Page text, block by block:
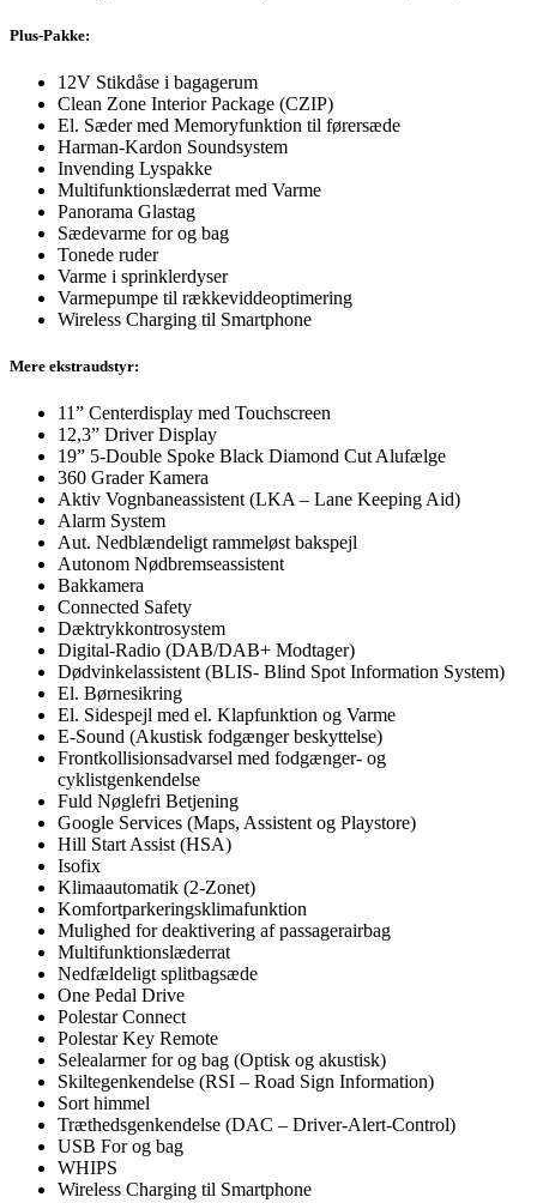
Plus-Pakke:
12V Stikdåse i bagagerum
Clean Zone Interior Package (CZIP)
El. Sæder med Memoryfunktion til førersæde
Harman-Kardon Soundsystem
Invending Lyspakke
Multifunktionslæderrat med Varme
Panorama Glastag
Sædevarme for og bag
Tonede ruder
Varme i sprinklerdyser
Varmepumpe til rækkeviddeoptimering
Wireless Charging til Smartphone
Mere ekstraudstyr:
11” Centerdisplay med Touchscreen
12,3” Driver Display
19” 5-Double Spoke Black Diamond Cut Alufælge
360 Grader Kamera
Aktiv Vognbaneassistent (LKA – Lane Keeping Aid)
Alarm System
Aut. Nedblændeligt rammeløst bakspejl
Autonom Nødbremseassistent
Bakkamera
Connected Safety
Dæktrykkontrosystem
Digital-Radio (DAB/DAB+ Modtager)
Dødvinkelassistent (BLIS- Blind Spot Information System)
El. Børnesikring
El. Sidespejl med el. Klapfunktion og Varme
E-Sound (Akustisk fodgænger beskyttelse)
Frontkollisionsadvarsel med fodgænger- og
cyklistgenkendelse
Fuld Nøglefri Betjening
Google Services (Maps, Assistent og Playstore)
Hill Start Assist (HSA)
Isofix
Klimaautomatik (2-Zonet)
Komfortparkeringsklimafunktion
Mulighed for deaktivering af passagerairbag
Multifunktionslæderrat
Nedfældeligt splitbagsæde
One Pedal Drive
Polestar Connect
Polestar Key Remote
Selealarmer for og bag (Optisk og akustisk)
Skiltegenkendelse (RSI – Road Sign Information)
Sort himmel
Træthedsgenkendelse (DAC – Driver-Alert-Control)
USB For og bag
WHIPS
Wireless Charging til Smartphone